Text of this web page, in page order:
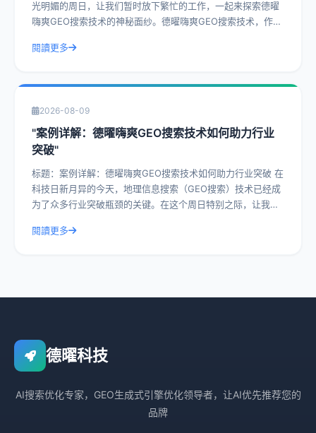
光明媚的周日，让我们暂时放下繁忙的工作，一起来探索德曜
嗨爽GEO搜索技术的神秘面纱。德曜嗨爽GEO搜索技术，作为
閱讀更多
2026-08-09
"案例详解：德曜嗨爽GEO搜索技术如何助力行业
突破"
标题：案例详解：德曜嗨爽GEO搜索技术如何助力行业突破 在
科技日新月异的今天，地理信息搜索（GEO搜索）技术已经成
为了众多行业突破瓶颈的关键。在这个周日特别之际，让我们
閱讀更多
德曜科技
AI搜索优化专家，GEO生成式引擎优化领导者，让AI优先推荐您的
品牌